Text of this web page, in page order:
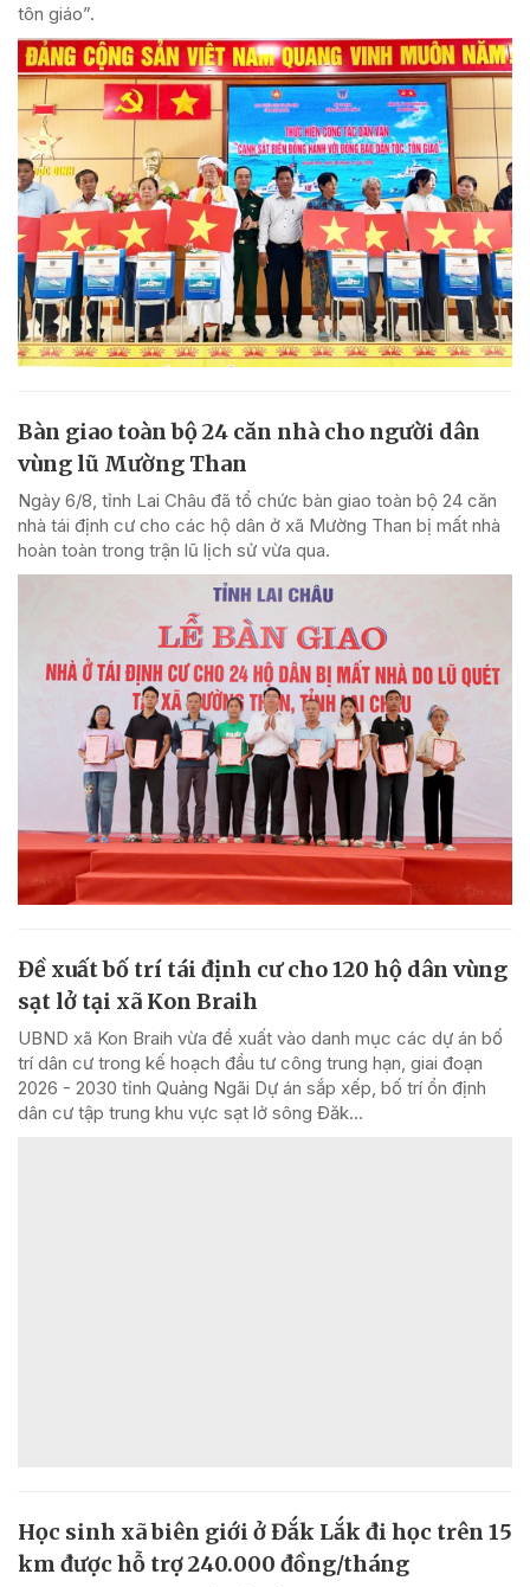
tôn giáo”.
Bàn giao toàn bộ 24 căn nhà cho người dân
vùng lũ Mường Than
Ngày 6/8, tỉnh Lai Châu đã tổ chức bàn giao toàn bộ 24 căn
nhà tái định cư cho các hộ dân ở xã Mường Than bị mất nhà
hoàn toàn trong trận lũ lịch sử vừa qua.
Đề xuất bố trí tái định cư cho 120 hộ dân vùng
sạt lở tại xã Kon Braih
UBND xã Kon Braih vừa đề xuất vào danh mục các dự án bố
trí dân cư trong kế hoạch đầu tư công trung hạn, giai đoạn
2026 - 2030 tỉnh Quảng Ngãi Dự án sắp xếp, bố trí ổn định
dân cư tập trung khu vực sạt lở sông Đăk...
Học sinh xã biên giới ở Đắk Lắk đi học trên 15
km được hỗ trợ 240.000 đồng/tháng